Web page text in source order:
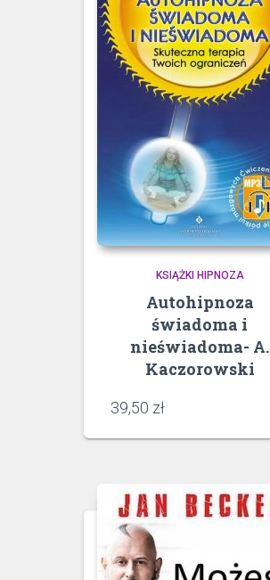
KSIĄŻKI HIPNOZA
Autohipnoza
świadoma i
nieświadoma- A.
Kaczorowski
39,50 zł